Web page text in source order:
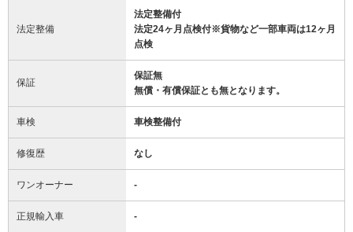
法定整備
法定整備付
法定24ヶ月点検付※貨物など一部車両は12ヶ月
点検
保証
保証無
無償・有償保証とも無となります。
車検 車検整備付
修復歴 なし
ワンオーナー -
正規輸入車 -